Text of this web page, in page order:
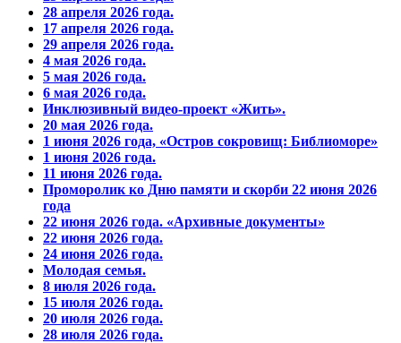
28 апреля 2026 года.
17 апреля 2026 года.
29 апреля 2026 года.
4 мая 2026 года.
5 мая 2026 года.
6 мая 2026 года.
Инклюзивный видео-проект «Жить».
20 мая 2026 года.
1 июня 2026 года, «Остров сокровищ: Библиоморе»
1 июня 2026 года.
11 июня 2026 года.
Проморолик ко Дню памяти и скорби 22 июня 2026
года
22 июня 2026 года. «Архивные документы»
22 июня 2026 года.
24 июня 2026 года.
Молодая семья.
8 июля 2026 года.
15 июля 2026 года.
20 июля 2026 года.
28 июля 2026 года.